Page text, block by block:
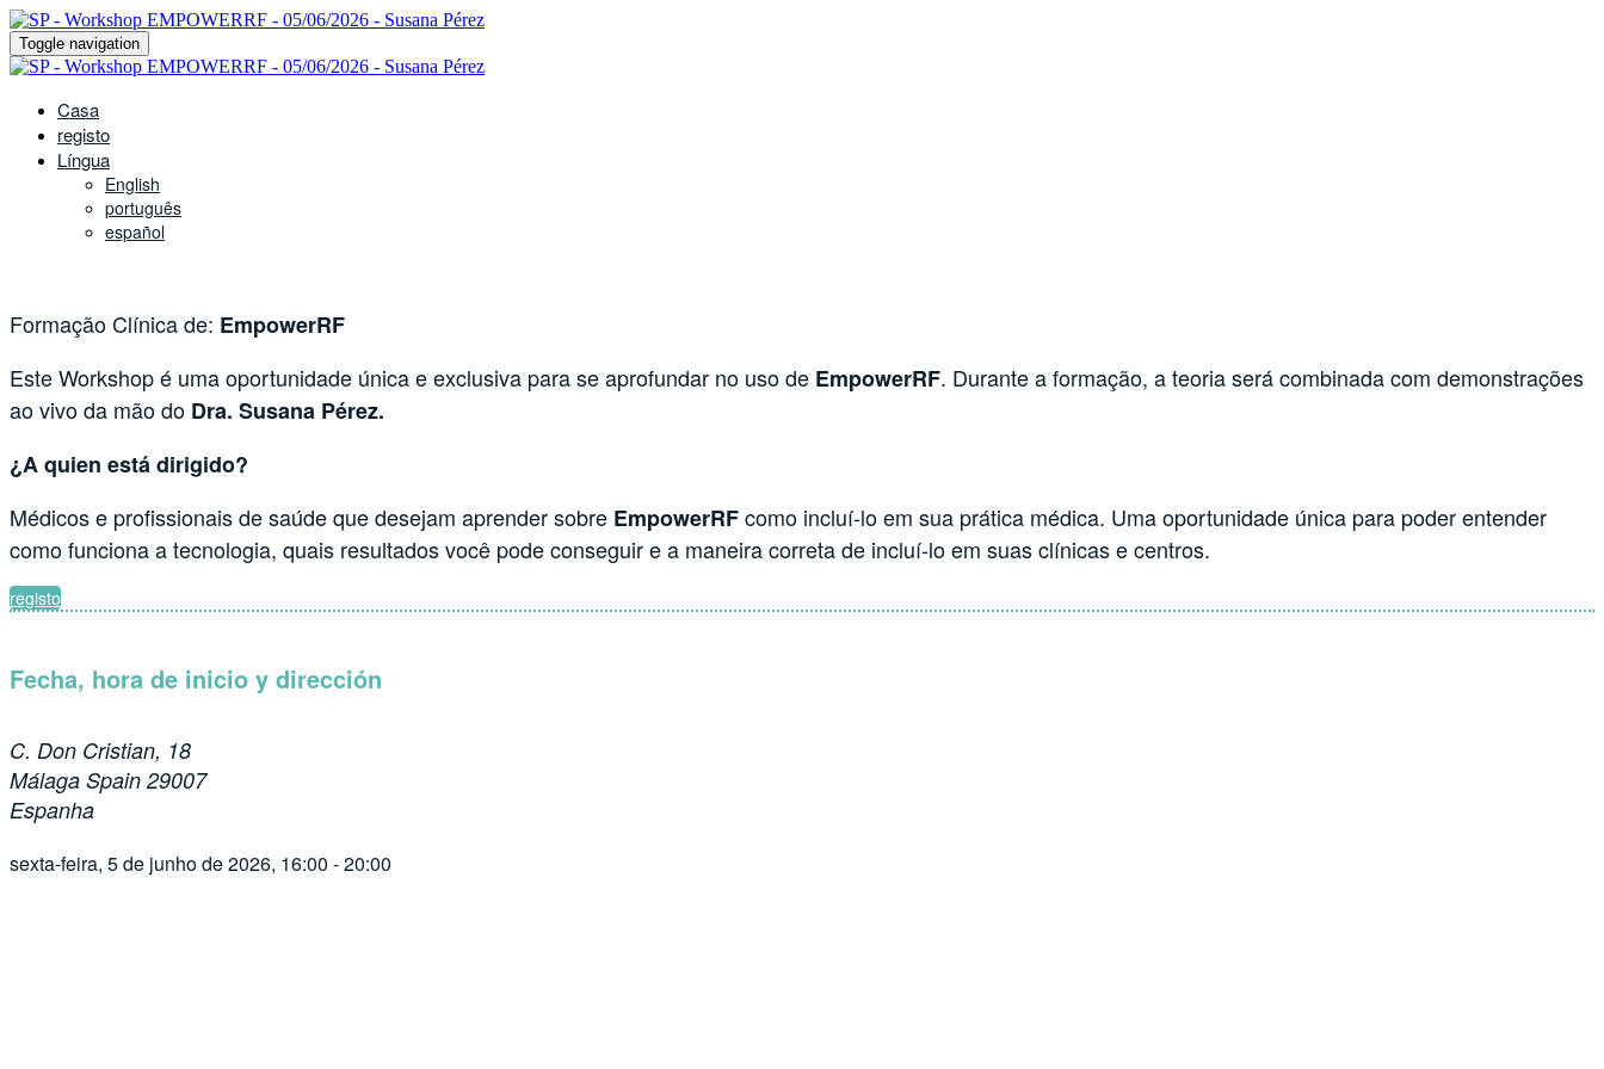
Toggle navigation
Casa
registo
Língua
English
português
español
Formação Clínica de: EmpowerRF
Este Workshop é uma oportunidade única e exclusiva para se aprofundar no uso de EmpowerRF. Durante a formação, a teoria será combinada com demonstrações
ao vivo da mão do Dra. Susana Pérez.
¿A quien está dirigido?
Médicos e profissionais de saúde que desejam aprender sobre EmpowerRFcomo incluí-lo em sua prática médica. Uma oportunidade única para poder entender
como funciona a tecnologia, quais resultados você pode conseguir e a maneira correta de incluí-lo em suas clínicas e centros.
registo
Fecha, hora de inicio y dirección
C. Don Cristian, 18
Málaga Spain 29007
Espanha
sexta-feira, 5 de junho de 2026, 16:00 - 20:00